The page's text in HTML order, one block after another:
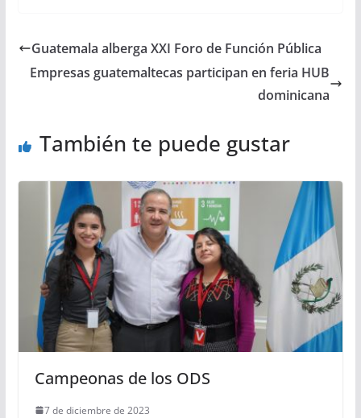
Guatemala alberga XXI Foro de Función Pública
Empresas guatemaltecas participan en feria HUB
dominicana
También te puede gustar
Campeonas de los ODS
7 de diciembre de 2023